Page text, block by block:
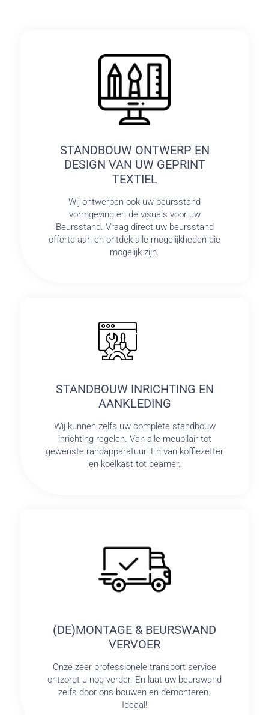
STANDBOUW ONTWERP EN
DESIGN VAN UW GEPRINT
TEXTIEL
Wij ontwerpen ook uw beursstand
vormgeving en de visuals voor uw
Beursstand. Vraag direct uw beursstand
offerte aan en ontdek alle mogelijkheden die
mogelijk zijn.
STANDBOUW INRICHTING EN
AANKLEDING
Wij kunnen zelfs uw complete standbouw
inrichting regelen. Van alle meubilair tot
gewenste randapparatuur. En van koffiezetter
en koelkast tot beamer.
(DE)MONTAGE & BEURSWAND
VERVOER
Onze zeer professionele transport service
ontzorgt u nog verder. En laat uw beurswand
zelfs door ons bouwen en demonteren.
Ideaal!